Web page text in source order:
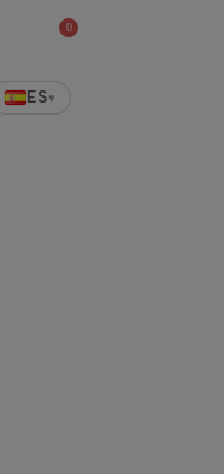
0
ES▾